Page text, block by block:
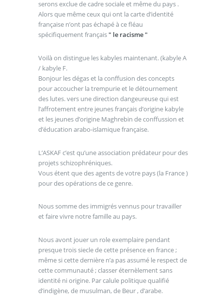
serons exclue de cadre sociale et même du pays .
Alors que même ceux qui ont la carte d’identité
française n’ont pas échapé à ce fléau
spécifiquement français " le racisme "
Voilà on distingue les kabyles maintenant. (kabyle A
/ kabyle F.
Bonjour les dégas et la conffusion des concepts
pour accoucher la trempurie et le détournement
des lutes. vers une direction dangeureuse qui est
l’affrotement entre jeunes français d’origine kabyle
et les jeunes d’origine Maghrebin de conffussion et
d’éducation arabo-islamique française.
L’ASKAF c’est qu’une association prédateur pour des
projets schizophréniques.
Vous étent que des agents de votre pays (la France )
pour des opérations de ce genre.
Nous somme des immigrés vennus pour travailler
et faire vivre notre famille au pays.
Nous avont jouer un role exemplaire pendant
presque trois siecle de cette présence en france ;
même si cette dernière n’a pas assumé le respect de
cette communauté ; classer éternèlement sans
identité ni origine. Par calule politique qualifié
d’indigène, de musulman, de Beur , d’arabe.